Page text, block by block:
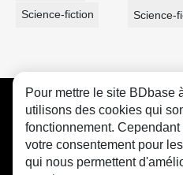
Science-fiction Science-
CGU FAQ
Pour mettre le site BDbase
utilisons des cookies qui
fonctionnement.
votre consentement pour
qui nous permettent